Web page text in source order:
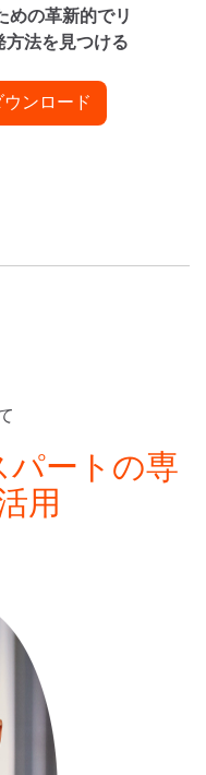
めの革新的でリ
方法を見つける
ンロード
パートの専
用